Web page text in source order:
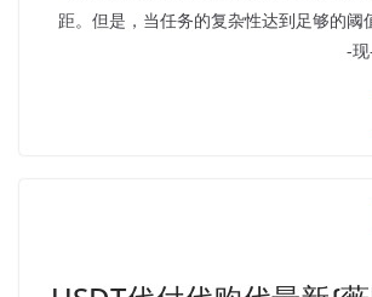
距。但是，当任务的复杂性达到足够的阈